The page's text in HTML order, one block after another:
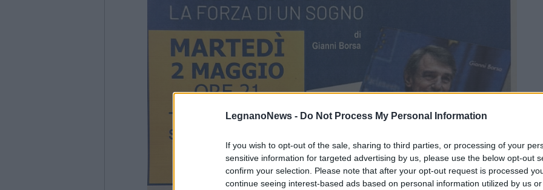
LegnanoNews - Do Not Process My Personal Information
If you wish to opt-out of the sale, sharing to third parties, or processing of your
sensitive information for targeted advertising by us, please use the below opt-out
confirm your selection. Please note that after your opt-out request is processed
continue seeing interest-based ads based on personal information utilized by us